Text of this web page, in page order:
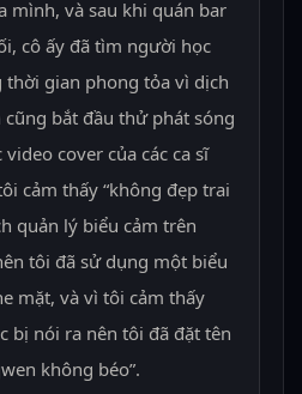
mình, và sau khi quán bar
cô ấy đã tìm người học
thời gian phong tỏa vì dịch
cũng bắt đầu thử phát sóng
cover của các ca sĩ
cảm thấy “không đẹp trai
quản lý biểu cảm trên
tôi đã sử dụng một biểu
mặt, và vì tôi cảm thấy
bị nói ra nên tôi đã đặt tên
không béo”.